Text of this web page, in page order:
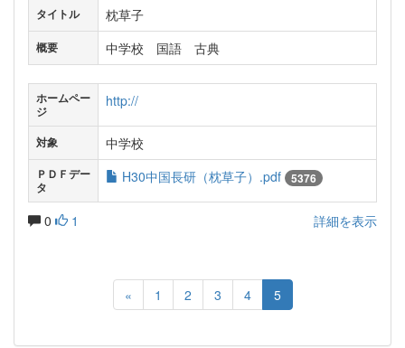
タイトル 枕草子
概要 中学校 国語 古典
ホームペー
ジ
http://
対象 中学校
ＰＤＦデー
タ
H30中国長研（枕草子）.pdf 5376
0 1 詳細を表示
« 1 2 3 4 5